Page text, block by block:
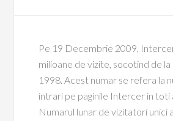
Pe 19 Decembrie 2009,
milioane de vizite, socotind de la
1998. Acest numar se refera la
intrari pe paginile Intercer in toti
Numarul lunar de vizitatori unici